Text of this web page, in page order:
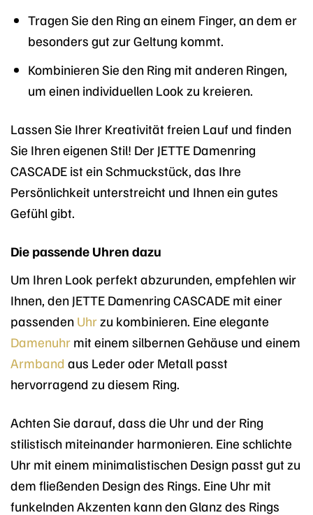
Tragen Sie den Ring an einem Finger, an dem er
besonders gut zur Geltung kommt.
Kombinieren Sie den Ring mit anderen Ringen,
um einen individuellen Look zu kreieren.
Lassen Sie Ihrer Kreativität freien Lauf und finden
Sie Ihren eigenen Stil! Der JETTE Damenring
CASCADE ist ein Schmuckstück, das Ihre
Persönlichkeit unterstreicht und Ihnen ein gutes
Gefühl gibt.
Die passende Uhren dazu
Um Ihren Look perfekt abzurunden, empfehlen wir
Ihnen, den JETTE Damenring CASCADE mit einer
passenden Uhrzu kombinieren. Eine elegante
Damenuhr mit einem silbernen Gehäuse und einem
Armband aus Leder oder Metall passt
hervorragend zu diesem Ring.
Achten Sie darauf, dass die Uhr und der Ring
stilistisch miteinander harmonieren. Eine schlichte
Uhr mit einem minimalistischen Design passt gut zu
dem fließenden Design des Rings. Eine Uhr mit
funkelnden Akzenten kann den Glanz des Rings